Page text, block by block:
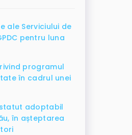
ale Serviciului de
pentru luna
programul
în cadrul unei
adoptabil
în așteptarea